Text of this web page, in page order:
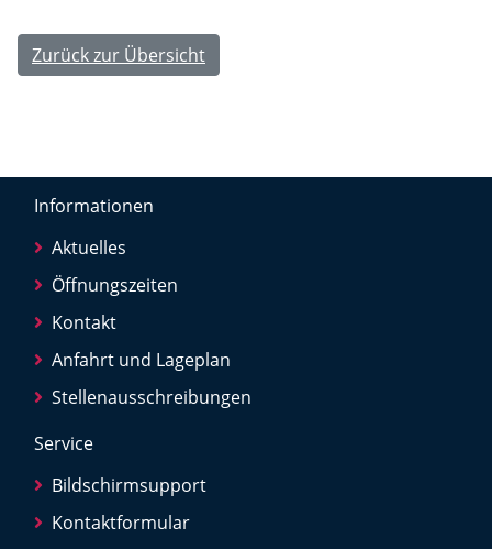
Zurück zur Übersicht
Informationen
Aktuelles
Öffnungszeiten
Kontakt
Anfahrt und Lageplan
Stellenausschreibungen
Service
Bildschirmsupport
Kontaktformular